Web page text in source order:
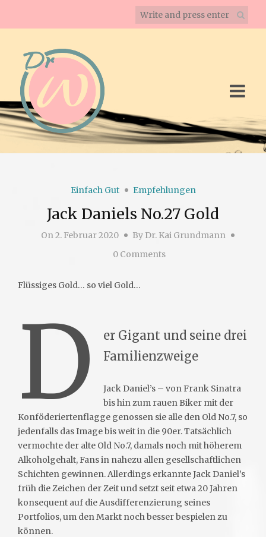
Einfach Gut Empfehlungen
Jack Daniels No.27 Gold
On2. Februar 2020 By Dr. Kai Grundmann
0 Comments
Flüssiges Gold… so viel Gold…
D
er Gigant und seine drei
Familienzweige
Jack Daniel’s – von Frank Sinatra
bis hin zum rauen Biker mit der
Konföderiertenflagge genossen sie alle den Old No.7, so
jedenfalls das Image bis weit in die 90er. Tatsächlich
vermochte der alte Old No.7, damals noch mit höherem
Alkoholgehalt, Fans in nahezu allen gesellschaftlichen
Schichten gewinnen. Allerdings erkannte Jack Daniel’s
früh die Zeichen der Zeit und setzt seit etwa 20 Jahren
konsequent auf die Ausdifferenzierung seines
Portfolios, um den Markt noch besser bespielen zu
können.